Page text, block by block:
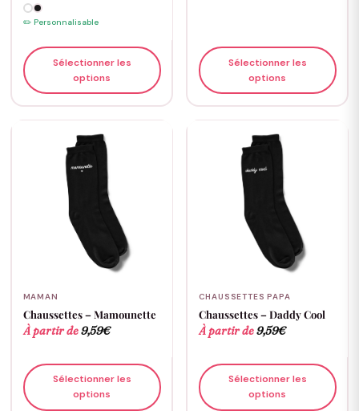
✏️ Personnalisable
Sélectionner les
options
Sélectionner les
options
MAMAN
Chaussettes – Mamounette
À partir de9,59€
Sélectionner les
options
CHAUSSETTES PAPA
Chaussettes – Daddy Cool
À partir de9,59€
Sélectionner les
options